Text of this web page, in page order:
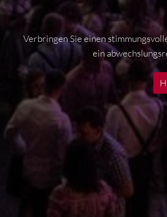
Verbringen Sie einen
ein